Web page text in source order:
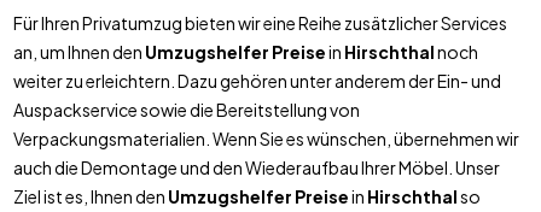
Für Ihren Privatumzug bieten wir eine Reihe zusätzlicher Services
an, um Ihnen den Umzugshelfer Preisein Hirschthalnoch
weiter zu erleichtern. Dazu gehören unter anderem der Ein- und
Auspackservice sowie die Bereitstellung von
Verpackungsmaterialien. Wenn Sie es wünschen, übernehmen wir
auch die Demontage und den Wiederaufbau Ihrer Möbel. Unser
Ziel ist es, Ihnen den Umzugshelfer Preisein Hirschthalso